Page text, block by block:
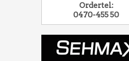
Ordertel:
0470-455 50